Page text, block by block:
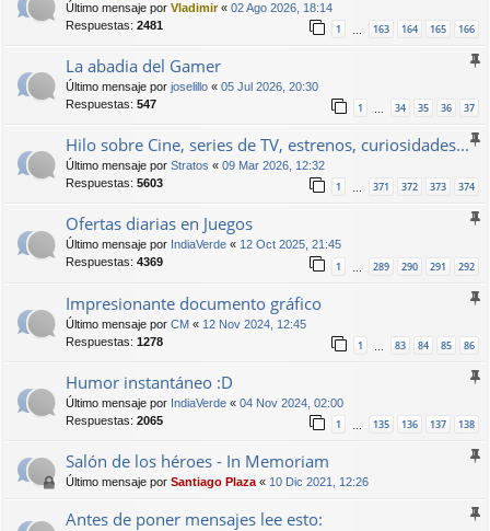
Último mensaje por Vladimir« 02 Ago 2026, 18:14
Respuestas: 2481 1 … 163 164 165 166
La abadia del Gamer
Último mensaje por joselillo « 05 Jul 2026, 20:30
Respuestas: 547 1 … 34 35 36 37
Hilo sobre Cine, series de TV, estrenos, curiosidades...
Último mensaje por Stratos « 09 Mar 2026, 12:32
Respuestas: 5603 1 … 371 372 373 374
Ofertas diarias en Juegos
Último mensaje por IndiaVerde « 12 Oct 2025, 21:45
Respuestas: 4369 1 289 290 291 292
Impresionante documento gráfico
Último mensaje por CM « 12 Nov 2024, 12:45
Respuestas: 1278 1 83 84 85 86
Humor instantáneo :D
Último mensaje por IndiaVerde « 04 Nov 2024, 02:00
Respuestas: 2065 1 135 136 137 138
Salón de los héroes - In Memoriam
Último mensaje por Santiago Plaza « 10 Dic 2021, 12:26
Antes de poner mensajes lee esto: